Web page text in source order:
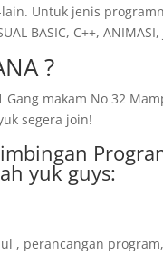
Untuk jenis
BASIC, C++,
?
makam No 32
segera join!
yuk guys:
, perancangan